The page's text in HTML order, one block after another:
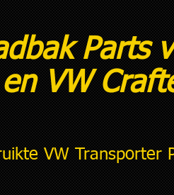
Parts
VW
VW Transporter